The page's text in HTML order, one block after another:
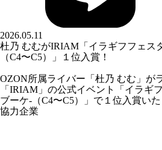
2026.05.11
杜乃 むむがIRIAM「イラギフフェス
（C4〜C5）」１位入賞！
OZON所属ライバー「 杜乃 むむ 」が
「IRIAM」の公式イベント「イラギ
ブーケ-（C4〜C5）」で１位入賞いた
協力企業